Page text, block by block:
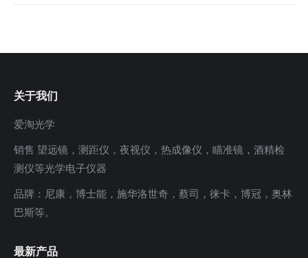
关于我们
爱淘光学
销售 望远镜，测距仪，夜视仪，热成像仪，瞄准镜，酒精检
测仪等光学电子仪器
品牌：尼康，博士能，施华洛世奇，蔡司，徕卡，博冠，奥林
巴斯等。
最新产品